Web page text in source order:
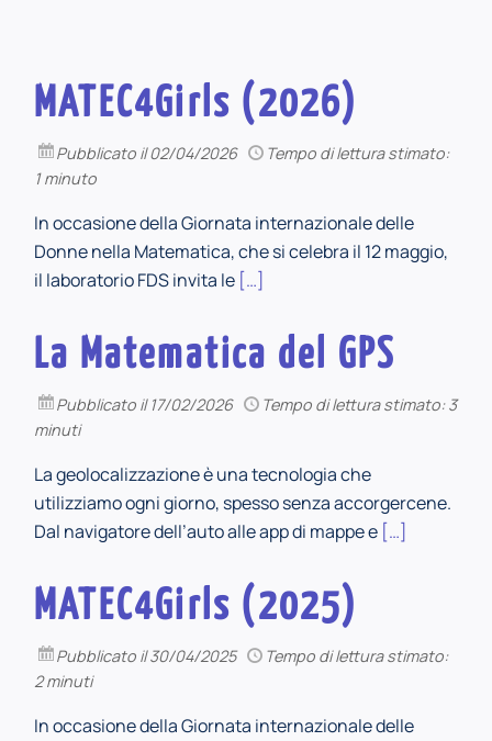
MATEC4Girls (2026)
Pubblicato il 02/04/2026
Tempo di lettura stimato:
1 minuto
In occasione della Giornata internazionale delle
Donne nella Matematica, che si celebra il 12 maggio,
il laboratorio FDS invita le […]
La Matematica del GPS
Pubblicato il 17/02/2026
Tempo di lettura stimato: 3
minuti
La geolocalizzazione è una tecnologia che
utilizziamo ogni giorno, spesso senza accorgercene.
Dal navigatore dell’auto alle app di mappe e […]
MATEC4Girls (2025)
Pubblicato il 30/04/2025
Tempo di lettura stimato:
2 minuti
In occasione della Giornata internazionale delle